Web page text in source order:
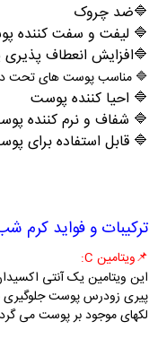
🔷ضد چروک
🔷 لیفت و سفت کننده
🔷افزایش انعطاف
🔷 مناسب پوست های تحت
🔷 احیا کننده پوست
🔷 شفاف و نرم کننده
🔷 قابل استفاده برای
ترکیبات و فواید کرم
📌ویتامین C:
این ویتامین یک آنتی
پیری زودرس پوست جلوگیری
لکهای موجود بر پوست می